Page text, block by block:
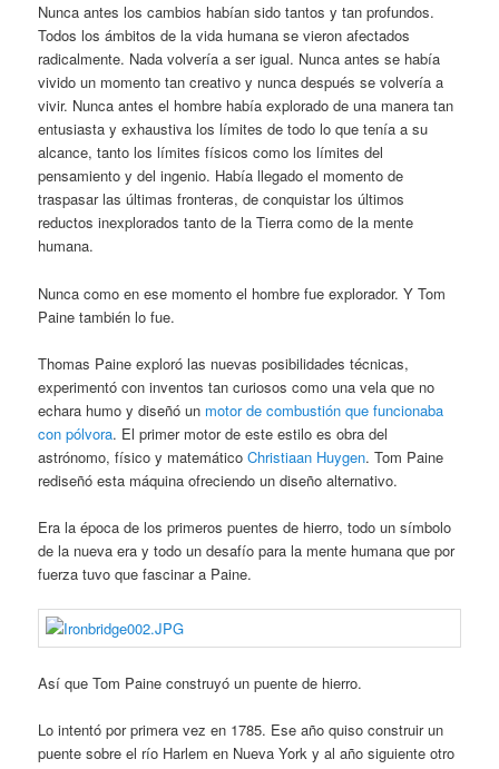
Nunca antes los cambios habían sido tantos y tan profundos.
Todos los ámbitos de la vida humana se vieron afectados
radicalmente. Nada volvería a ser igual. Nunca antes se había
vivido un momento tan creativo y nunca después se volvería a
vivir. Nunca antes el hombre había explorado de una manera tan
entusiasta y exhaustiva los límites de todo lo que tenía a su
alcance, tanto los límites físicos como los límites del
pensamiento y del ingenio. Había llegado el momento de
traspasar las últimas fronteras, de conquistar los últimos
reductos inexplorados tanto de la Tierra como de la mente
humana.
Nunca como en ese momento el hombre fue explorador. Y Tom
Paine también lo fue.
Thomas Paine exploró las nuevas posibilidades técnicas,
experimentó con inventos tan curiosos como una vela que no
echara humo y diseñó un motor de combustión que funcionaba
con pólvora. El primer motor de este estilo es obra del
astrónomo, físico y matemáticoChristiaan Huygen. Tom Paine
rediseñó esta máquina ofreciendo un diseño alternativo.
Era la época de los primeros puentes de hierro, todo un símbolo
de la nueva era y todo un desafío para la mente humana que por
fuerza tuvo que fascinar a Paine.
Así que Tom Paine construyó un puente de hierro.
Lo intentó por primera vez en 1785. Ese año quiso construir un
puente sobre el río Harlem en Nueva York y al año siguiente otro